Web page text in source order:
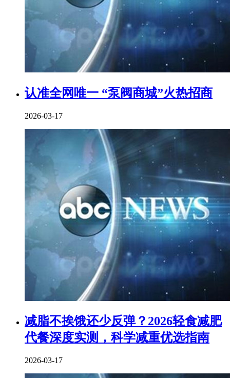
认准全网唯一 “泵阀商城”火热招商
2026-03-17
减脂不挨饿还少反弹？2026轻食减肥
代餐深度实测，科学减重优选指南
2026-03-17